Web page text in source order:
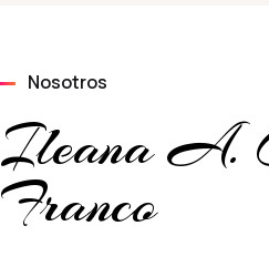
Nosotros
Ileana A.
Franco